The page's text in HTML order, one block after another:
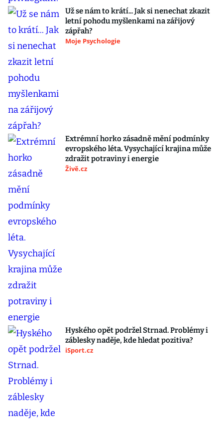
Už se nám to krátí... Jak si nenechat zkazit
letní pohodu myšlenkami na zářijový
zápřah?
Moje Psychologie
Extrémní horko zásadně mění podmínky
evropského léta. Vysychající krajina může
zdražit potraviny i energie
Živě.cz
Hyského opět podržel Strnad. Problémy i
záblesky naděje, kde hledat pozitiva?
iSport.cz